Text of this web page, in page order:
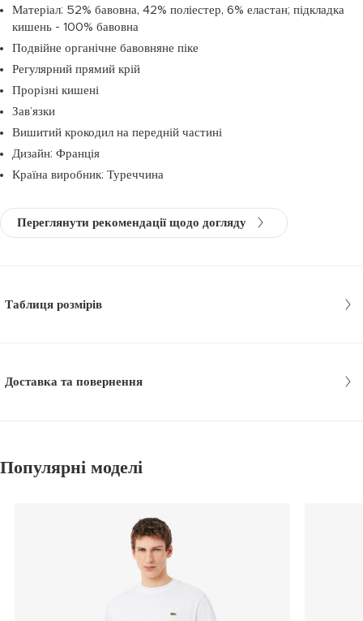
Матеріал: 52% бавовна, 42% поліестер, 6% еластан; підкладка
кишень - 100% бавовна
Подвійне органічне бавовняне піке
Регулярний прямий крій
Прорізні кишені
Зав’язки
Вишитий крокодил на передній частині
Дизайн: Франція
Країна виробник: Туреччина
Переглянути рекомендації щодо догляду
Таблиця розмірів
Доставка та повернення
Популярні моделі